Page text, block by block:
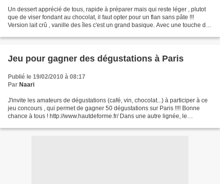
Un dessert apprécié de tous, rapide à préparer mais qui reste léger , plutot
que de viser fondant au chocolat, il faut opter pour un flan sans pâte !!!
Version lait crû , vanille des îles c'est un grand basique. Avec une touche de
Jeu pour gagner des dégustations à Paris
Publié le 19/02/2010 à 08:17
Par Naari
J'invite les amateurs de dégustations (café, vin, chocolat...) à participer à ce
jeu concours , qui permet de gagner 50 dégustations sur Paris !!!! Bonne
chance à tous ! http://www.hautdeforme.fr/ Dans une autre lignée, le